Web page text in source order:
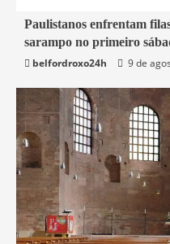
4 min read
Economia
Paulistanos enfrentam
sarampo no primeiro
belfordroxo24h
9 de